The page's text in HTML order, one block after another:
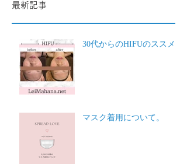
最新記事
30代からのHIFUのススメ
マスク着用について。